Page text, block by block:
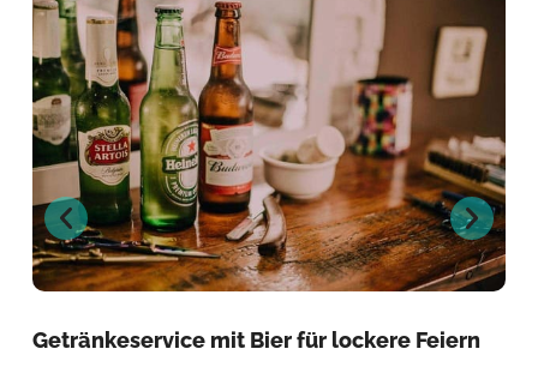
Getränkeservice mit Bier für lockere Feiern